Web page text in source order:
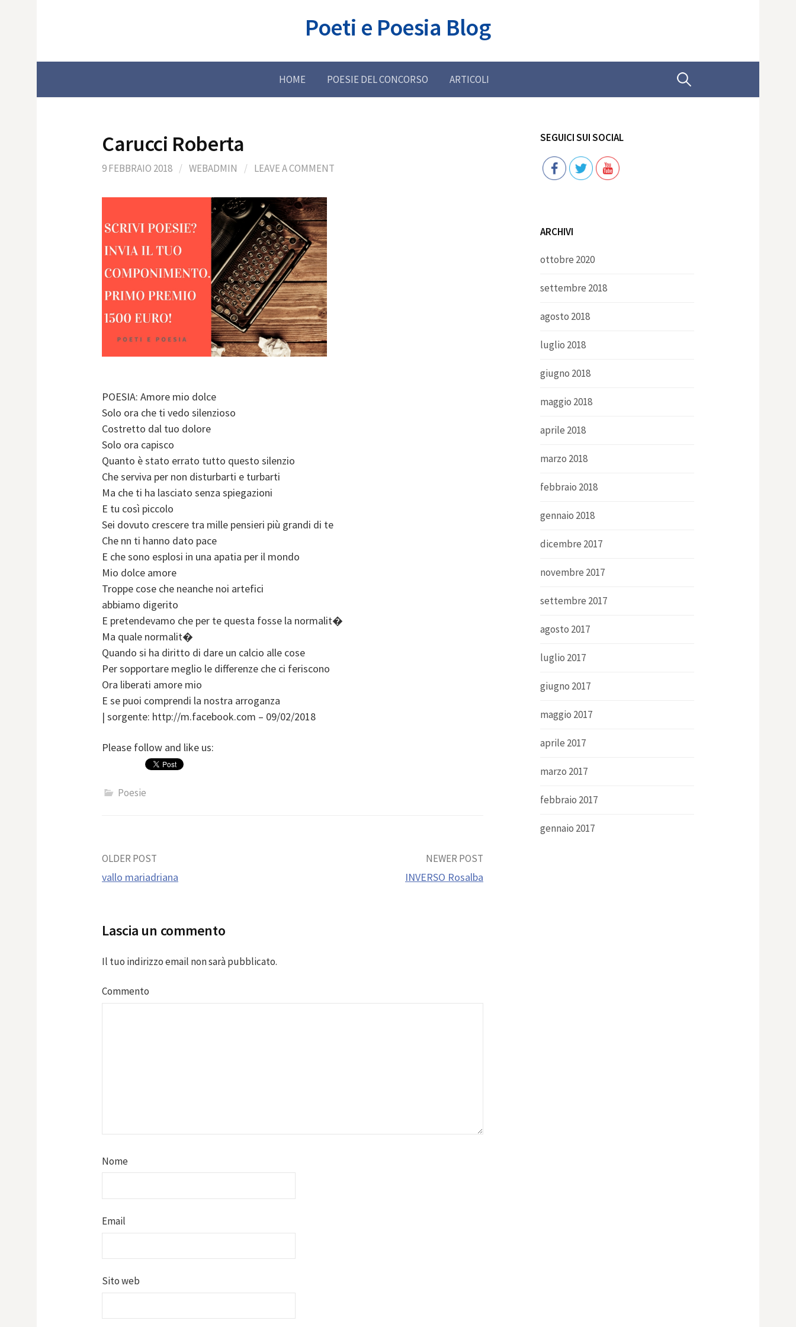
Poeti e Poesia Blog
HOME POESIE DEL CONCORSO ARTICOLI Ricerca
Carucci Roberta
9 FEBBRAIO 2018 / WEBADMIN / LEAVE A COMMENT
POESIA: Amore mio dolce
Solo ora che ti vedo silenzioso
Costretto dal tuo dolore
Solo ora capisco
Quanto è stato errato tutto questo silenzio
Che serviva per non disturbarti e turbarti
Ma che ti ha lasciato senza spiegazioni
E tu così piccolo
Sei dovuto crescere tra mille pensieri più grandi di te
Che nn ti hanno dato pace
E che sono esplosi in una apatia per il mondo
Mio dolce amore
Troppe cose che neanche noi artefici
abbiamo digerito
E pretendevamo che per te questa fosse la normalit�
Ma quale normalit�
Quando si ha diritto di dare un calcio alle cose
Per sopportare meglio le differenze che ci feriscono
Ora liberati amore mio
E se puoi comprendi la nostra arroganza
| sorgente: http://m.facebook.com – 09/02/2018
Please follow and like us:
Poesie
Post
OLDER POST
vallo mariadriana
NEWER POST
INVERSO Rosalba
Lascia un commento
Il tuo indirizzo email non sarà pubblicato.
Commento
Nome
Email
Sito web
SEGUICI SUI SOCIAL
Follow
ARCHIVI
ottobre 2020
settembre 2018
agosto 2018
luglio 2018
giugno 2018
maggio 2018
aprile 2018
marzo 2018
febbraio 2018
gennaio 2018
dicembre 2017
novembre 2017
settembre 2017
agosto 2017
luglio 2017
giugno 2017
maggio 2017
aprile 2017
marzo 2017
febbraio 2017
gennaio 2017